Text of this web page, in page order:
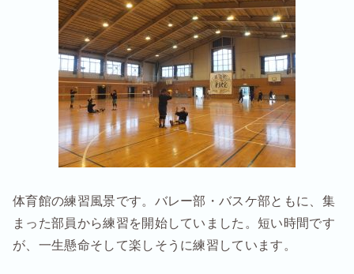
体育館の練習風景です。バレー部・バスケ部ともに、集
まった部員から練習を開始していました。短い時間です
が、一生懸命そして楽しそうに練習しています。